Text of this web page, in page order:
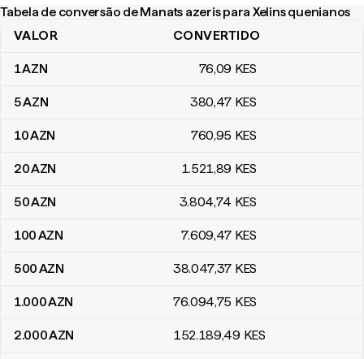
Tabela de conversão de Manats azeris para Xelins quenianos
Tabela de conversão de Manats azeris para Xelins quenianos
VALOR CONVERTIDO
1AZN 76,09 KES
5AZN 380,47 KES
10AZN 760,95 KES
20AZN 1.521,89 KES
50AZN 3.804,74 KES
100AZN 7.609,47 KES
500AZN 38.047,37 KES
1.000AZN 76.094,75 KES
2.000AZN 152.189,49 KES